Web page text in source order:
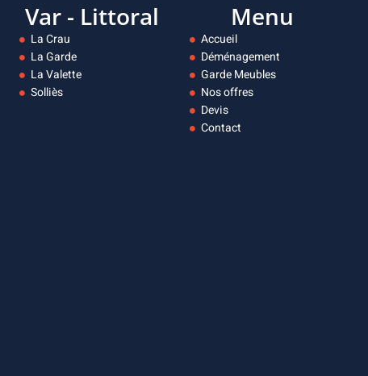
Var - Littoral
La Crau
La Garde
La Valette
Solliès
Menu
Accueil
Déménagement
Garde Meubles
Nos offres
Devis
Contact